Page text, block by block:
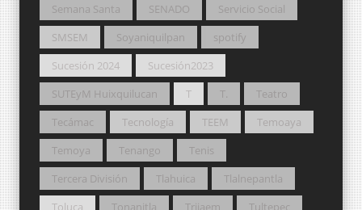
Semana Santa
SENADO
Servicio Social
SMSEM
Soyaniquilpan
spotify
Sucesión 2024
Sucesión2023
SUTEyM Huixquilucan
T T.
Teatro
Tecámac
Tecnología TEEM
Temoaya
Temoya
Tenango
Tenis
Tercera División
Tlahuica
Tlalnepantla
Toluca
Tonanitla Trijaem Tultepec